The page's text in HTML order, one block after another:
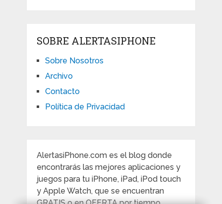
SOBRE ALERTASIPHONE
Sobre Nosotros
Archivo
Contacto
Política de Privacidad
AlertasiPhone.com es el blog donde
encontrarás las mejores aplicaciones y
juegos para tu iPhone, iPad, iPod touch
y Apple Watch, que se encuentran